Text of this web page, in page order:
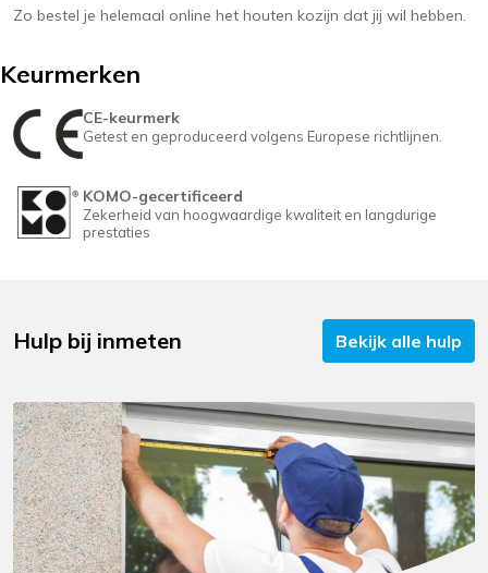
Zo bestel je helemaal online het houten kozijn dat jij wil hebben.
Keurmerken
CE-keurmerk
Getest en geproduceerd volgens Europese richtlijnen.
KOMO-gecertificeerd
Zekerheid van hoogwaardige kwaliteit en langdurige
prestaties
Hulp bij inmeten Bekijk alle hulp